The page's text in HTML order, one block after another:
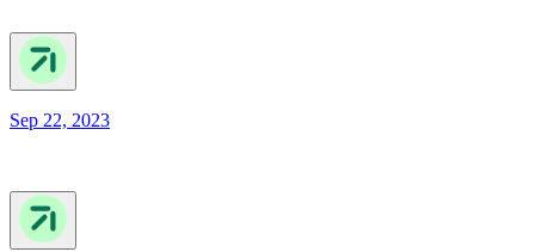
Sep 22, 2023